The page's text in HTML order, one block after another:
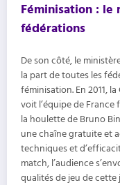
Féminisation : le
fédérations
De son côté, le
la part de toutes les
féminisation. En 2011,
voit l’équipe de
la houlette de Bruno
une chaîne gratuite et
techniques et
match, l’audience
qualités de jeu de